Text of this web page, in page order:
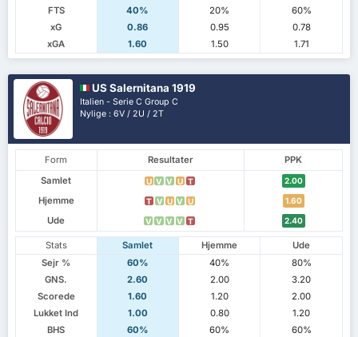
FTS
40% 20%
60%
xG
0.86 0.95
0.78
xGA
1.60 1.50 1.71
US Salernitana 1919
Italien - Serie C Group C
Nylige : 6V / 2U / 2T
Form Resultater
PPK
Samlet
U V V U T 2.00
Hjemme T V U V U 1.60
Ude V V V V T 2.40
Stats Samlet Hjemme
Ude
Sejr %
60% 40%
80%
GNS.
2.60 2.00
3.20
Scorede
1.60 1.20
2.00
Lukket Ind
1.00 0.80
1.20
BHS
60% 60%
60%